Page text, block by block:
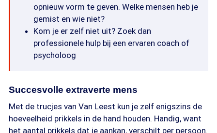
opnieuw vorm te geven. Welke mensen heb je
gemist en wie niet?
Kom je er zelf niet uit? Zoek dan
professionele hulp bij een ervaren coach of
psycholoog
Succesvolle extraverte mens
Met de trucjes van Van Leest kun je zelf enigszins de
hoeveelheid prikkels in de hand houden. Handig, want
het aantal prikkels dat je aankan, verschilt per persoon.